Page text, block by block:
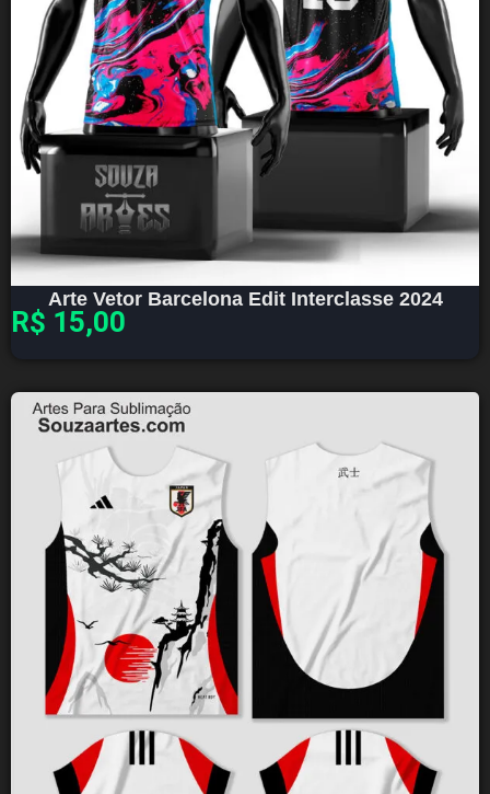
Arte Vetor Barcelona Edit Interclasse 2024
R$ 15,00